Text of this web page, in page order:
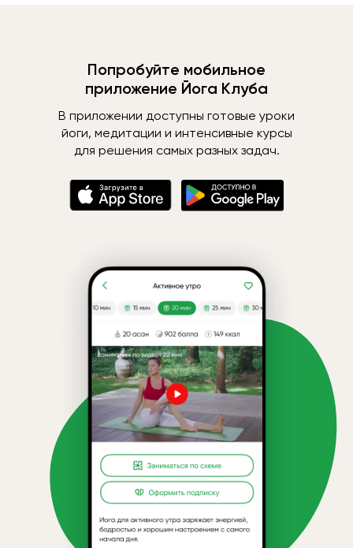
Попробуйте мобильное
приложение Йога Клуба
В приложении доступны готовые уроки
йоги, медитации и интенсивные курсы
для решения самых разных задач.